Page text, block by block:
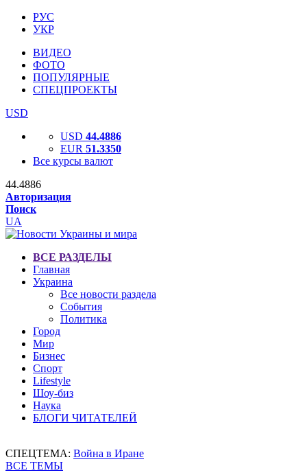
РУС
УКР
ВИДЕО
ФОТО
ПОПУЛЯРНЫЕ
СПЕЦПРОЕКТЫ
USD
USD 44.4886
EUR 51.3350
Все курсы валют
44.4886
Авторизация
Поиск
UA
ВСЕ РАЗДЕЛЫ
Главная
Украина
Все новости раздела
События
Политика
Город
Мир
Бизнес
Спорт
Lifestyle
Шоу-биз
Наука
БЛОГИ ЧИТАТЕЛЕЙ
СПЕЦТЕМА: Война в Иране
ВСЕ ТЕМЫ